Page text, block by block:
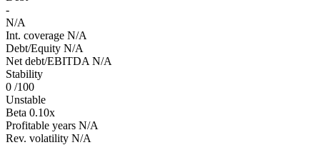
-
N/A
Int. coverage N/A
Debt/Equity N/A
Net debt/EBITDA N/A
Stability
0 /100
Unstable
Beta 0.10x
Profitable years N/A
Rev. volatility N/A